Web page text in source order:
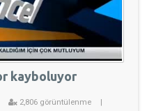
kayboluyor
2,806 görüntülenme |